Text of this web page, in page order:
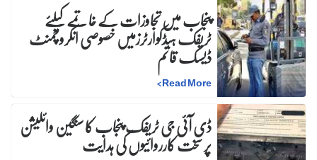
پنجاب میں تجاوزات کے خاتمے کیلئے
ٹریفک ہیڈکوارٹرزمیں خصوصی انکروچمنٹ
ڈیسک قائم
Read More
>
ڈی آئی جی ٹریفک پنجاب کا سنگین وائلیشن
پر سخت کارروائیوں کی ہدایت